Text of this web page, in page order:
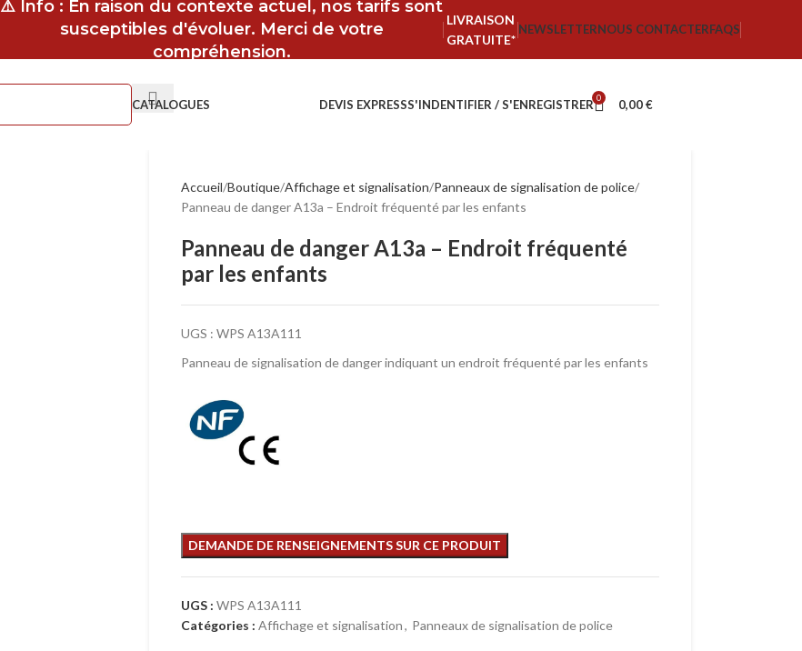
⚠️ Info : En raison du contexte actuel, nos tarifs sont
susceptibles d'évoluer. Merci de votre
compréhension.
LIVRAISON
GRATUITE*
NEWSLETTERNOUS CONTACTERFAQS
CATALOGUES DEVIS EXPRESSS'INDENTIFIER / S'ENREGISTRER 0 0,00€
Accueil Boutique Affichage et signalisation Panneaux de signalisation de police
Panneau de danger A13a – Endroit fréquenté par les enfants
Panneau de danger A13a – Endroit fréquenté
par les enfants
UGS : WPS A13A111
Panneau de signalisation de danger indiquant un endroit fréquenté par les enfants
UGS : WPS A13A111
Catégories : Affichage et signalisation, Panneaux de signalisation de police